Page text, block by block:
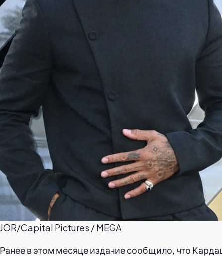
JOR/Capital Pictures / MEGA
Ранее в этом месяце издание сообщило, что